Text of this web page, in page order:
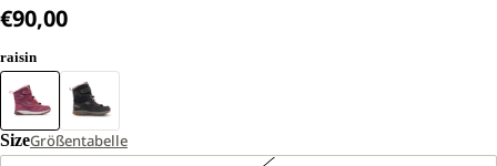
€90,00
raisin
SizeGrößentabelle